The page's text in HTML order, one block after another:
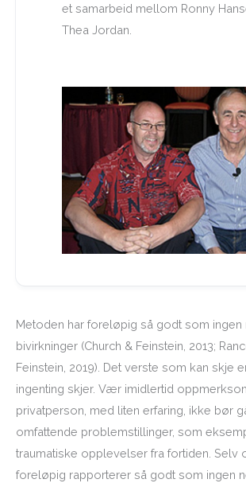
et samarbeid mellom Ronny
Thea Jordan.
Metoden har foreløpig så godt som ingen
bivirkninger (Church & Feinstein, 2013;
Feinstein, 2019). Det verste som kan skje
ingenting skjer. Vær imidlertid
privatperson, med liten erfaring, ikke bør
omfattende problemstillinger, som
traumatiske opplevelser fra fortiden. Selv
foreløpig rapporterer så godt som ingen